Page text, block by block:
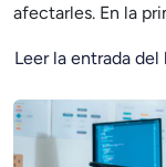
afectarles. En la
Leer la entrada del